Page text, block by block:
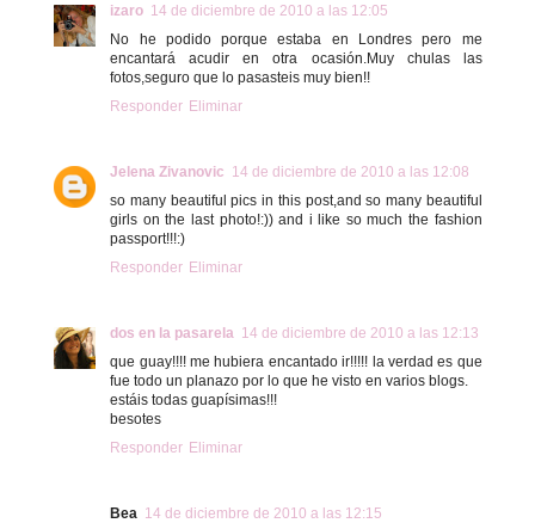
izaro 14 de diciembre de 2010 a las 12:05
No he podido porque estaba en Londres pero me
encantará acudir en otra ocasión.Muy chulas las
fotos,seguro que lo pasasteis muy bien!!
Responder Eliminar
Jelena Zivanovic 14 de diciembre de 2010 a las 12:08
so many beautiful pics in this post,and so many beautiful
girls on the last photo!:)) and i like so much the fashion
passport!!!:)
Responder Eliminar
dos en la pasarela 14 de diciembre de 2010 a las 12:13
que guay!!!! me hubiera encantado ir!!!!! la verdad es que
fue todo un planazo por lo que he visto en varios blogs.
estáis todas guapísimas!!!
besotes
Responder Eliminar
Bea 14 de diciembre de 2010 a las 12:15